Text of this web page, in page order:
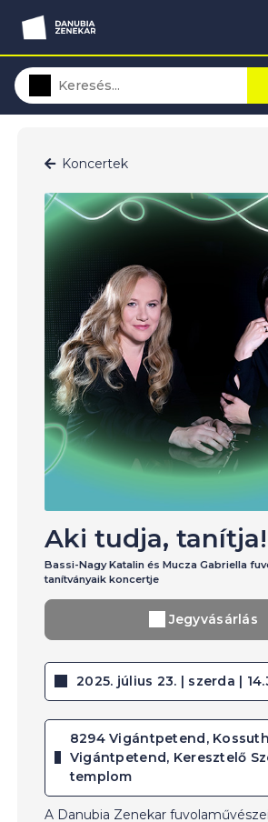
Koncertek
Aki tudja, tanítja!
Bassi-Nagy Katalin és Mucza Gabriella
tanítványaik koncertje
Jegyvásárlás
2025. július 23. | szerda |
8294 Vigántpetend,
Vigántpetend, Keresztelő
templom
A Danubia Zenekar